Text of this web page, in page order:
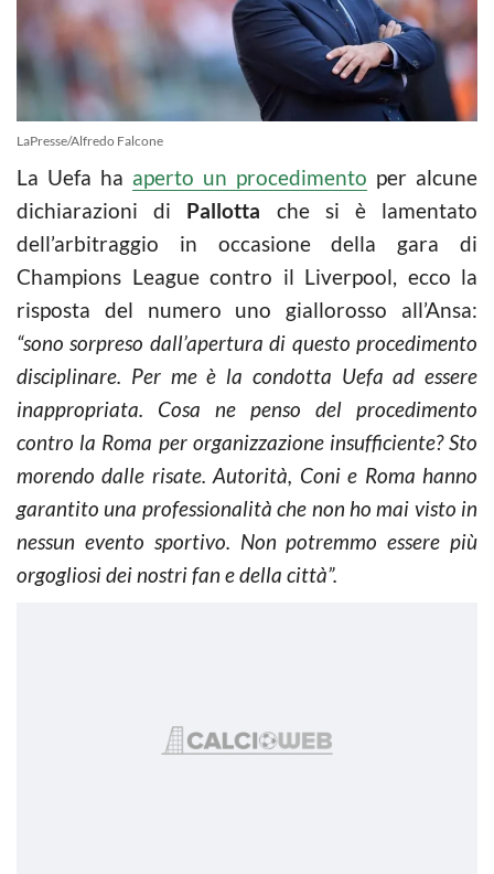
LaPresse/Alfredo Falcone
La Uefa ha aperto un procedimento per alcune
dichiarazioni di Pallotta che si è lamentato
dell’arbitraggio in occasione della gara di
Champions League contro il Liverpool, ecco la
risposta del numero uno giallorosso all’Ansa:
“sono sorpreso dall’apertura di questo procedimento
disciplinare. Per me è la condotta Uefa ad essere
inappropriata. Cosa ne penso del procedimento
contro la Roma per organizzazione insufficiente? Sto
morendo dalle risate. Autorità, Coni e Roma hanno
garantito una professionalità che non ho mai visto in
nessun evento sportivo. Non potremmo essere più
orgogliosi dei nostri fan e della città”.